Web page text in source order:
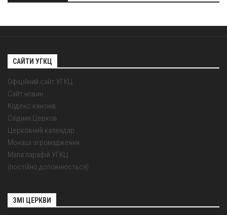
САЙТИ УГКЦ
Офіційний сайт УГКЦ
Сайт новин
Кодекс канонів
Східних Церков
Церковний календар
Монаші згромадження
Мапа парафій УГКЦ
(постійно доповнюється)
ЗМІ ЦЕРКВИ